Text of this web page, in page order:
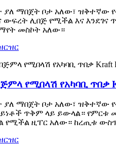
ያለ ማበጀት ቦታ አለው፣ ዝቅተኛው
ውፍረት ሊበጅ የሚችል እና
መስኮት አለው።
የሚበላሽ የአካባቢ ጥበቃ
ያለ ማበጀት ቦታ አለው፣ ዝቅተኛው
ጥቅም ላይ ይውላል። የምርቱ
የሚችል ዚፐር አለው። ከረጢቱ